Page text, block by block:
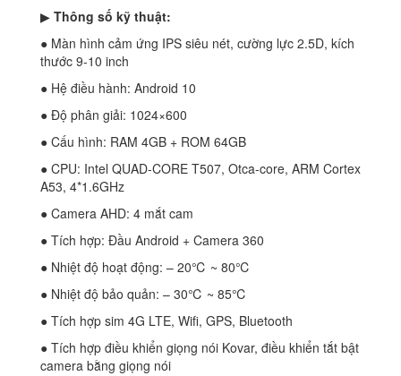
▶ Thông số kỹ thuật:
● Màn hình cảm ứng IPS siêu nét, cường lực 2.5D, kích
thước 9-10 inch
● Hệ điều hành: Android 10
● Độ phân giải: 1024×600
● Cấu hình: RAM 4GB + ROM 64GB
● CPU: Intel QUAD-CORE T507, Otca-core, ARM Cortex
A53, 4*1.6GHz
● Camera AHD: 4 mắt cam
● Tích hợp: Đầu Android + Camera 360
● Nhiệt độ hoạt động: – 20℃ ~ 80℃
● Nhiệt độ bảo quản: – 30℃ ~ 85℃
● Tích hợp sim 4G LTE, Wifi, GPS, Bluetooth
● Tích hợp điều khiển giọng nói Kovar, điều khiển tắt bật
camera bằng giọng nói